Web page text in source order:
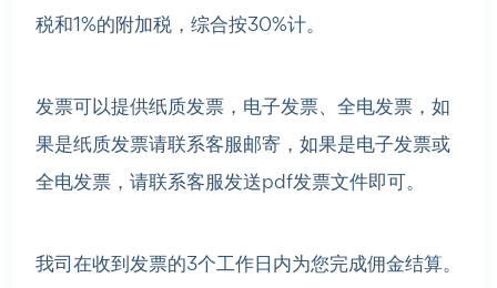
税和1%的附加税，综合按30%计。
发票可以提供纸质发票，电子发票、全电发票，如
果是纸质发票请联系客服邮寄，如果是电子发票或
全电发票，请联系客服发送pdf发票文件即可。
我司在收到发票的3个工作日内为您完成佣金结算。